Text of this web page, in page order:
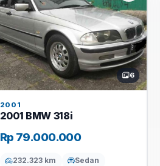
6
2001
2001 BMW 318i
Rp 79.000.000
232.323 km
Sedan